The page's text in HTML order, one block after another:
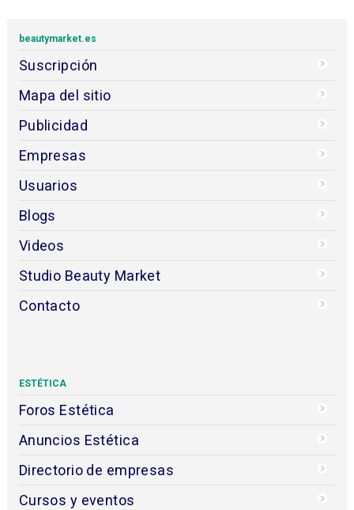
beautymarket.es
Suscripción
Mapa del sitio
Publicidad
Empresas
Usuarios
Blogs
Videos
Studio Beauty Market
Contacto
ESTÉTICA
Foros Estética
Anuncios Estética
Directorio de empresas
Cursos y eventos